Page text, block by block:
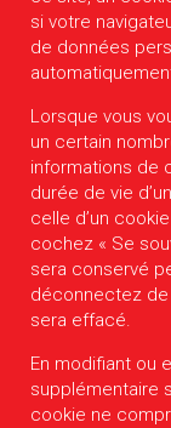
si votre
de données
Lorsque vous
un certain
informations de
durée de vie
celle d’un
cochez « Se
sera conservé
déconnectez
sera effacé.
En modifiant ou
supplémentaire
cookie ne